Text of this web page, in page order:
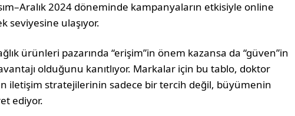
2024 döneminde kampanyaların etkisiyle online
seviyesine ulaşıyor.
ürünleri pazarında “erişim”in önem kazansa da “güven”in
olduğunu kanıtlıyor. Markalar için bu tablo, doktor
iletişim stratejilerinin sadece bir tercih değil, büyümenin
ediyor.